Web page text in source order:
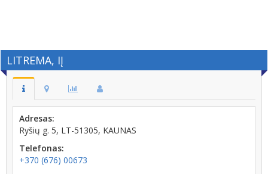
LITREMA, IĮ
Adresas:
Ryšių g. 5, LT-51305, KAUNAS
Telefonas:
+370 (676) 00673